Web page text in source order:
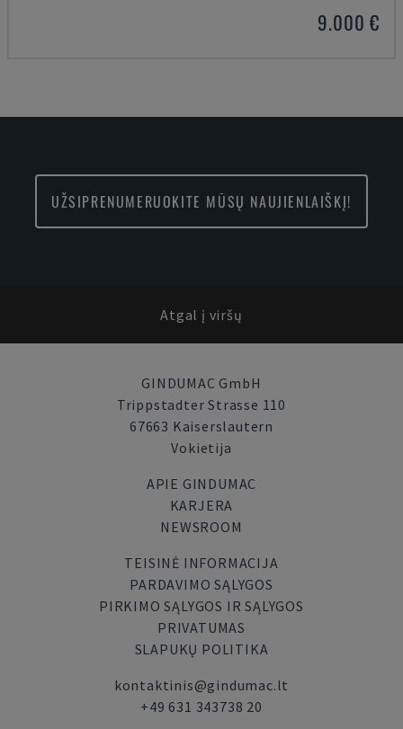
9.000 €
UŽSIPRENUMERUOKITE MŪSŲ NAUJIENLAIŠKĮ!
Atgal į viršų
GINDUMAC GmbH
Trippstadter Strasse 110
67663 Kaiserslautern
Vokietija
APIE GINDUMAC
KARJERA
NEWSROOM
TEISINĖ INFORMACIJA
PARDAVIMO SĄLYGOS
PIRKIMO SĄLYGOS IR SĄLYGOS
PRIVATUMAS
SLAPUKŲ POLITIKA
kontaktinis@gindumac.lt
+49 631 343738 20